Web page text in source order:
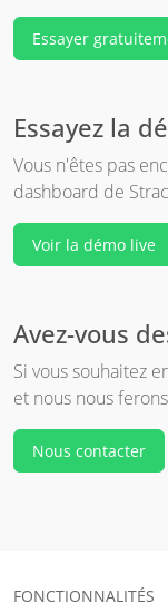
Essayer
Essayez la
Vous n'êtes pas
dashboard de
Voir la démo live
Avez-vous
Si vous souhaitez
et nous nous
Nous contacter
FONCTIONNALITÉS